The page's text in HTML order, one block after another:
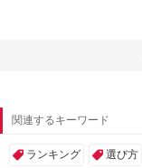
関連するキーワード
ランキング 選び方